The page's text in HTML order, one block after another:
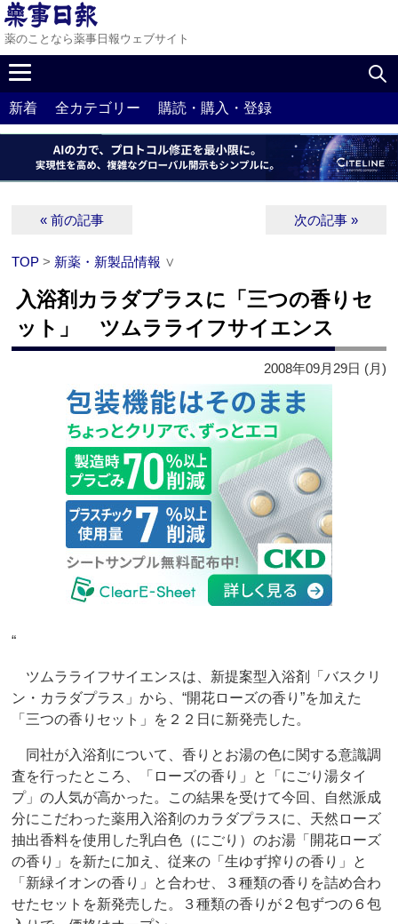
薬のことなら薬事日報ウェブサイト
新着 全カテゴリー 購読・購入・登録
« 前の記事 次の記事 »
TOP > 新薬・新製品情報 ∨
入浴剤カラダプラスに「三つの香りセ
ット」 ツムラライフサイエンス
2008年09月29日 (月)
“
ツムラライフサイエンスは、新提案型入浴剤「バスクリ
ン・カラダプラス」から、“開花ローズの香り”を加えた
「三つの香りセット」を２２日に新発売した。
同社が入浴剤について、香りとお湯の色に関する意識調
査を行ったところ、「ローズの香り」と「にごり湯タイ
プ」の人気が高かった。この結果を受けて今回、自然派成
分にこだわった薬用入浴剤のカラダプラスに、天然ローズ
抽出香料を使用した乳白色（にごり）のお湯「開花ローズ
の香り」を新たに加え、従来の「生ゆず搾りの香り」と
「新緑イオンの香り」と合わせ、３種類の香りを詰め合わ
せたセットを新発売した。３種類の香りが２包ずつの６包